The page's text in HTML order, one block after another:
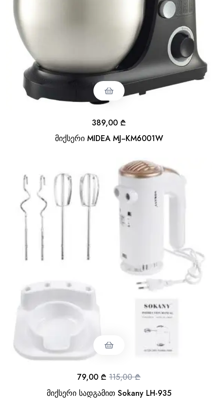
მიქსერი MIDEA MJ−KM6001W
389,00 ₾
მიქსერი სადგამით Sokany LH-935
115,00₾
79,00 ₾